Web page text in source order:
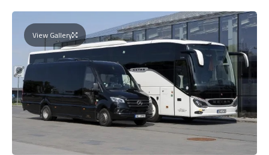
View Gallery